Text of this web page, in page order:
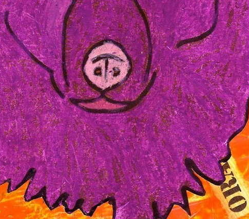
Pour nous contacter
un chien visiteur peut diminuer le niveau de stress et d'anxiété chez les personnes âgées.
à jour du site : mercredi 8 juillet 2026 conditions générales d’utilisation - CGU